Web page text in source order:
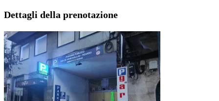
Dettagli della prenotazione